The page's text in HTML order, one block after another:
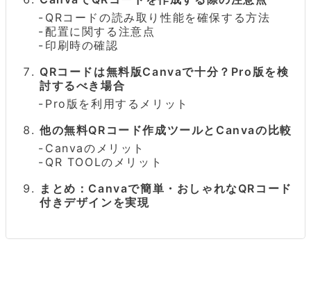
QRコードの読み取り性能を確保する方法
配置に関する注意点
印刷時の確認
QRコードは無料版Canvaで十分？Pro版を検
討するべき場合
Pro版を利用するメリット
他の無料QRコード作成ツールとCanvaの比較
Canvaのメリット
QR TOOLのメリット
まとめ：Canvaで簡単・おしゃれなQRコード
付きデザインを実現